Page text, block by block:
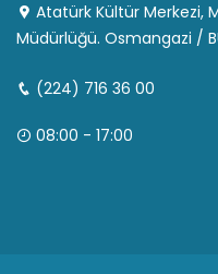
Atatürk Kültür Merkezi,
Müdürlüğü. Osmangazi /
(224) 716 36 00
08:00 - 17:00